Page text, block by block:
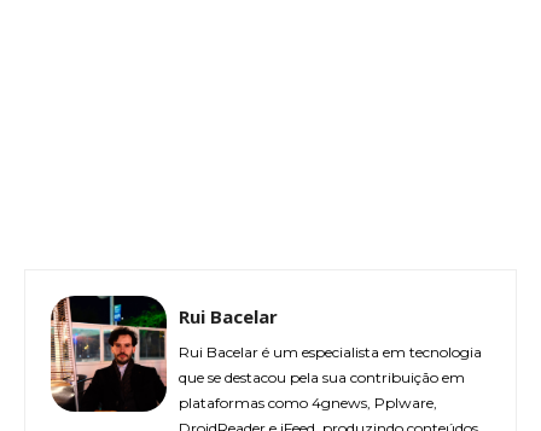
Rui Bacelar
Rui Bacelar é um especialista em tecnologia
que se destacou pela sua contribuição em
plataformas como 4gnews, Pplware,